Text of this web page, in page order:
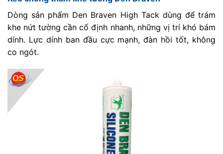
Dòng sản phẩm Den Braven High Tack dùng để trám
khe nứt tường cần cố định nhanh, những vị trí khó bám
dính. Lực dính ban đầu cực mạnh, đàn hồi tốt, không
co ngót.